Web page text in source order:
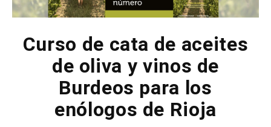
Curso de cata de aceites
de oliva y vinos de
Burdeos para los
enólogos de Rioja